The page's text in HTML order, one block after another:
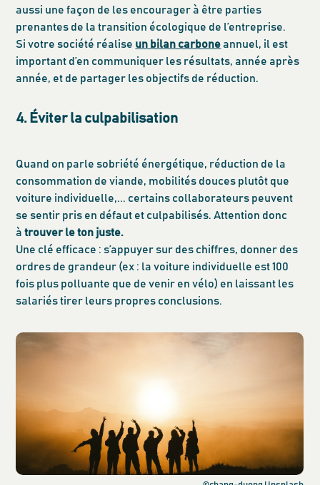
aussi une façon de les encourager à être parties
prenantes de la transition écologique de l’entreprise.
Si votre société réalise un bilan carbone annuel, il est
important d’en communiquer les résultats, année après
année, et de partager les objectifs de réduction.
4. Éviter la culpabilisation
Quand on parle sobriété énergétique, réduction de la
consommation de viande, mobilités douces plutôt que
voiture individuelle,... certains collaborateurs peuvent
se sentir pris en défaut et culpabilisés. Attention donc
àtrouver le ton juste.
Une clé efficace : s’appuyer sur des chiffres, donner des
ordres de grandeur (ex : la voiture individuelle est 100
fois plus polluante que de venir en vélo) en laissant les
salariés tirer leurs propres conclusions.